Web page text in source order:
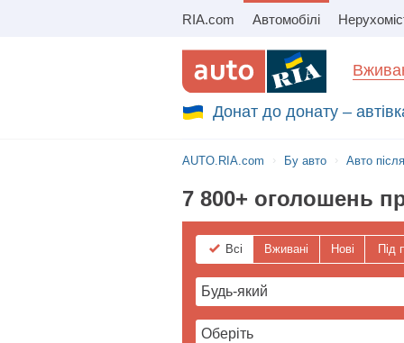
RIA.com Автомобілі
Збір на авто для ЗСУ
Донат до донату –
AUTO.RIA.com Бу авто Авто
7 800+ оголошень
Всі Вживані Нові Під